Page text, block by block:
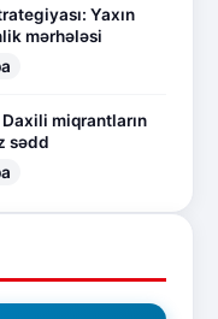
Yaxın
mərhələsi
miqrantların
sədd